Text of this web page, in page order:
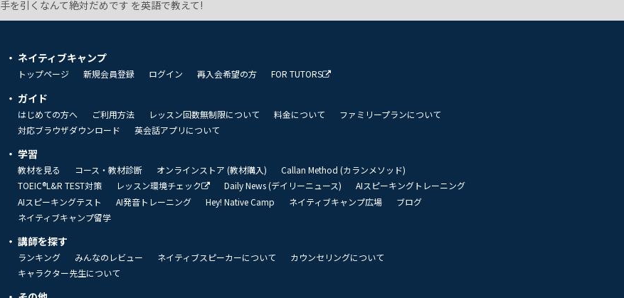
手を引くなんて絶対だめです を英語で教えて!
ネイティブキャンプ
トップページ 新規会員登録 ログイン 再入会希望の方 FOR TUTORS
ガイド
はじめての方へ ご利用方法 レッスン回数無制限について 料金について
ファミリープランについて
対応ブラウザダウンロード
英会話アプリについて
学習
教材を見る コース・教材診断 オンラインストア (教材購入)
Callan Method (カランメソッド)
TOEIC®L&R TEST対策
レッスン環境チェック Daily News (デイリーニュース)
AIスピーキングトレーニング
AIスピーキングテスト
AI発音トレーニング Hey! Native Camp ネイティブキャンプ広場
ブログ
ネイティブキャンプ留学
講師を探す
ランキング みんなのレビュー ネイティブスピーカーについて
カウンセリングについて
キャラクター先生について